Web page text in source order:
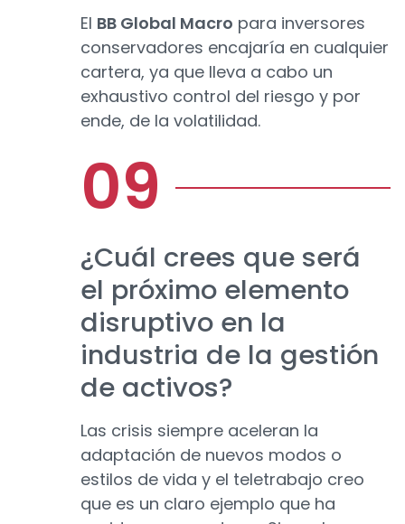
El BB Global Macro para inversores
conservadores encajaría en cualquier
cartera, ya que lleva a cabo un
exhaustivo control del riesgo y por
ende, de la volatilidad.
¿Cuál crees que será
el próximo elemento
disruptivo en la
industria de la gestión
de activos?
Las crisis siempre aceleran la
adaptación de nuevos modos o
estilos de vida y el teletrabajo creo
que es un claro ejemplo que ha